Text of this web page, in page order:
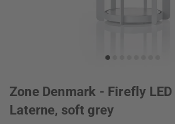
Zone Denmark - Firefly LED
Laterne, soft grey